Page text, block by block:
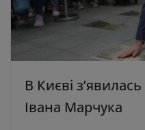
В Києві
Івана Марчука